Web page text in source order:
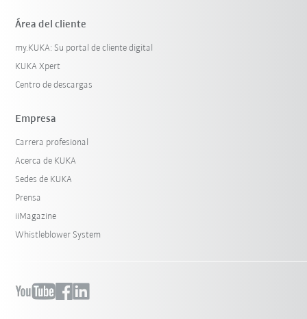
Área del cliente
my.KUKA: Su portal de cliente digital
KUKA Xpert
Centro de descargas
Empresa
Carrera profesional
Acerca de KUKA
Sedes de KUKA
Prensa
iiMagazine
Whistleblower System